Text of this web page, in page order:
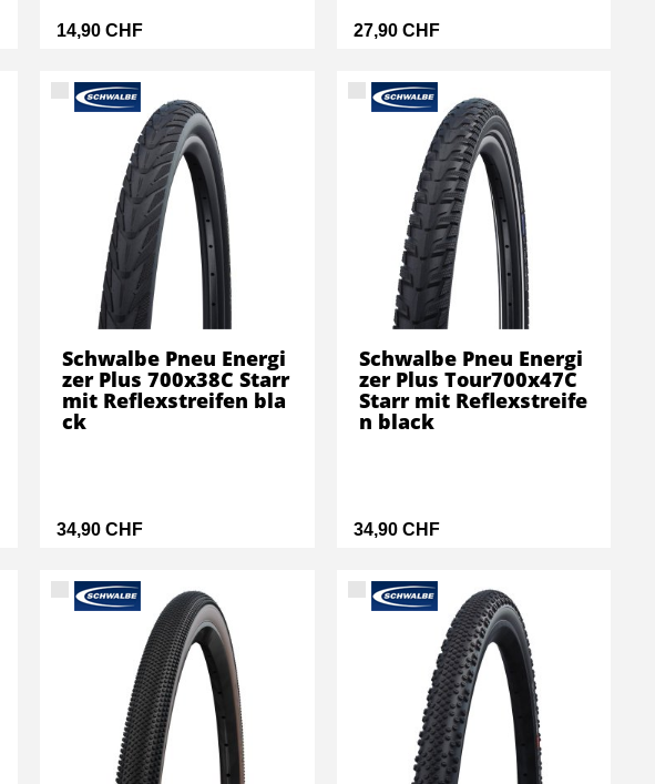
14,90 CHF 27,90 CHF
34,90 CHF
Schwalbe Pneu Energi
zer Plus 700x38C Starr
mit Reflexstreifen bla
ck
34,90 CHF
Schwalbe Pneu Energi
zer Plus Tour700x47C
Starr mit Reflexstreife
n black